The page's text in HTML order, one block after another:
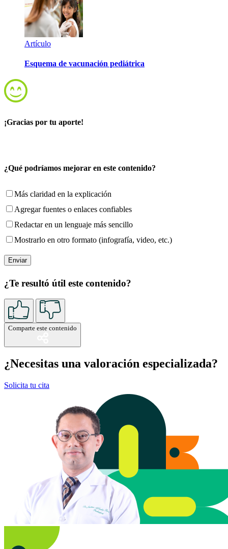
Artículo
Esquema de vacunación pediátrica
¡Gracias por tu aporte!
¿Qué podríamos mejorar en este contenido?
Más claridad en la explicación
Agregar fuentes o enlaces confiables
Redactar en un lenguaje más sencillo
Mostrarlo en otro formato (infografía, video, etc.)
¿Te resultó útil este contenido?
Comparte este contenido
¿Necesitas una valoración especializada?
Solicita tu cita